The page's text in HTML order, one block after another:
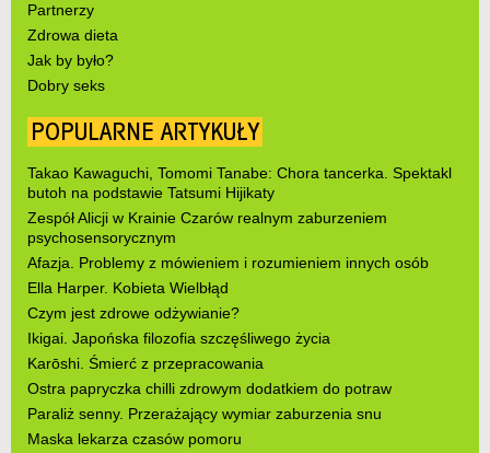
Partnerzy
Zdrowa dieta
Jak by było?
Dobry seks
POPULARNE ARTYKUŁY
Takao Kawaguchi, Tomomi Tanabe: Chora tancerka. Spektakl
butoh na podstawie Tatsumi Hijikaty
Zespół Alicji w Krainie Czarów realnym zaburzeniem
psychosensorycznym
Afazja. Problemy z mówieniem i rozumieniem innych osób
Ella Harper. Kobieta Wielbłąd
Czym jest zdrowe odżywianie?
Ikigai. Japońska filozofia szczęśliwego życia
Karōshi. Śmierć z przepracowania
Ostra papryczka chilli zdrowym dodatkiem do potraw
Paraliż senny. Przerażający wymiar zaburzenia snu
Maska lekarza czasów pomoru